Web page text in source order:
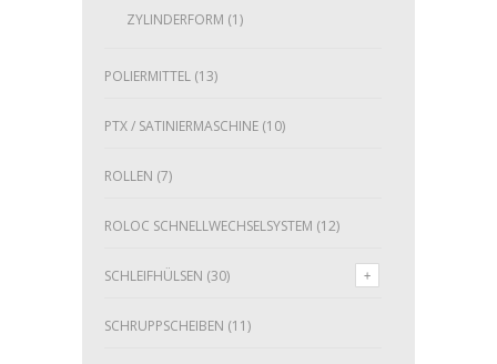
ZYLINDERFORM (1)
POLIERMITTEL (13)
PTX / SATINIERMASCHINE (10)
ROLLEN (7)
ROLOC SCHNELLWECHSELSYSTEM (12)
SCHLEIFHÜLSEN (30)
SCHRUPPSCHEIBEN (11)